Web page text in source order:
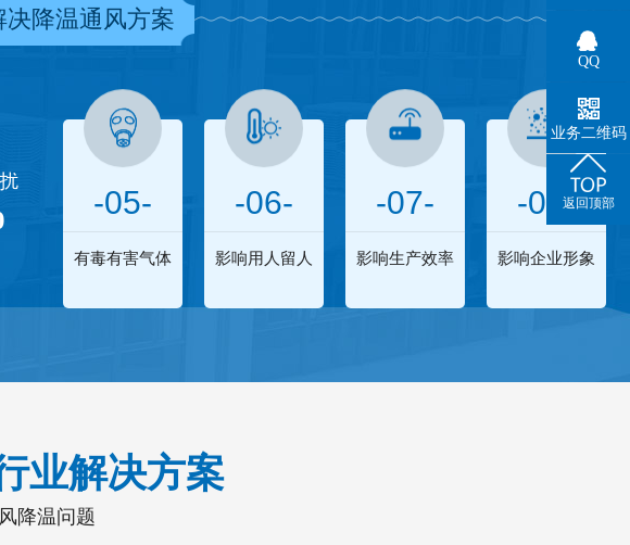
降温通风方案
-05-
有毒有害气体
-06-
影响用人留人
-07-
影响生产效率
-08-
影响企业形象
业解决方案
降温问题
QQ
业务二维码
返回顶部